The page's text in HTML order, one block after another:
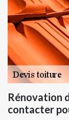
Rénovation
contacter